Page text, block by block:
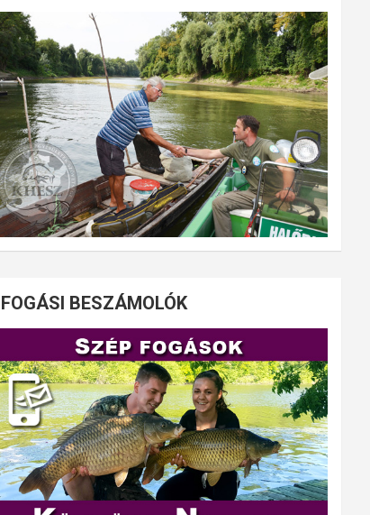
FOGÁSI BESZÁMOLÓK